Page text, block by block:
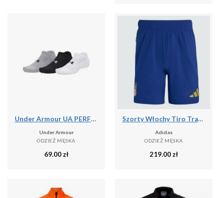
Under Armour UA PERFORMANCE COTTON 3PK NS Skarpetki unisex
Under Armour
ODZIEŻ MĘSKA
69.00 zł
Szorty Włochy Tiro Travel
Adidas
ODZIEŻ MĘSKA
219.00 zł